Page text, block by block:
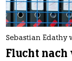
Sebastian Edathy
Flucht nach